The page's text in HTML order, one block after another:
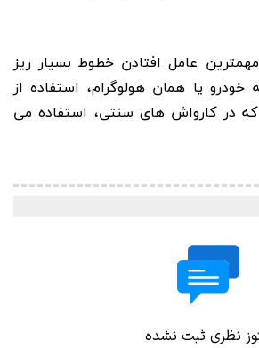
عامل افتادن خطوط بسیار ریز
یا همان هولوگرام، استفاده از
در کارواش های سنتی، استفاده می
نظری ثبت نشده